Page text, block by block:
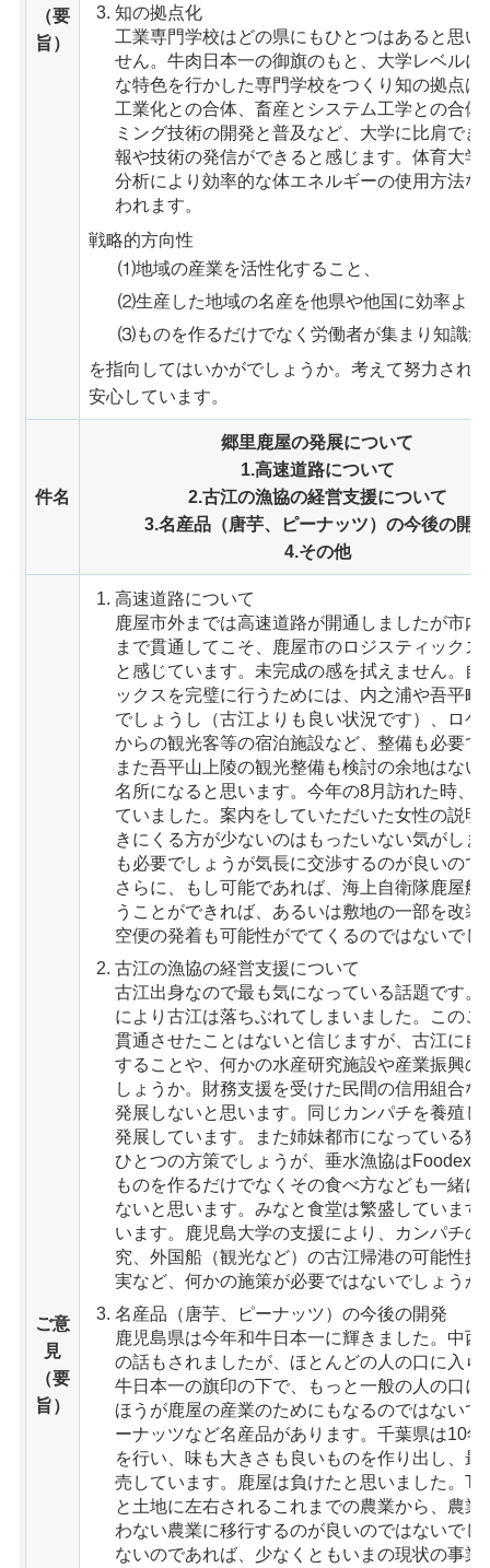
（要
旨）
知の拠点化
工業専門学校はどの県にもひとつはあると思
せん。牛肉日本一の御旗のもと、大学レベル
な特色を行かした専門学校をつくり知の拠点
工業化との合体、畜産とシステム工学との合
ミング技術の開発と普及など、大学に比肩で
報や技術の発信ができると感じます。体育大
分析により効率的な体エネルギーの使用方法
われます。
戦略的方向性
⑴地域の産業を活性化すること、
⑵生産した地域の名産を他県や他国に効率よ
⑶ものを作るだけでなく労働者が集まり知識集
を指向してはいかがでしょうか。考えて努力され
安心しています。
件名
郷里鹿屋の発展について
1.高速道路について
2.古江の漁協の経営支援について
3.名産品（唐芋、ピーナッツ）の今後の開発
4.その他
ご意
見
（要
旨）
高速道路について
鹿屋市外までは高速道路が開通しましたが市
まで貫通してこそ、鹿屋市のロジスティック
と感じています。未完成の感を拭えません。
ックスを完璧に行うためには、内之浦や吾平
でしょうし（古江よりも良い状況です）、ロ
からの観光客等の宿泊施設など、整備も必要で
また吾平山上陵の観光整備も検討の余地はな
名所になると思います。今年の8月訪れた時、
ていました。案内をしていただいた女性の説
きにくる方が少ないのはもったいない気がし
も必要でしょうが気長に交渉するのが良いので
さらに、もし可能であれば、海上自衛隊鹿屋
うことができれば、あるいは敷地の一部を改
空便の発着も可能性がでてくるのではないでし
古江の漁協の経営支援について
古江出身なので最も気になっている話題です
により古江は落ちぶれてしまいました。この
貫通させたことはないと信じますが、古江に
することや、何かの水産研究施設や産業振興
しょうか。財務支援を受けた民間の信用組合
発展しないと思います。同じカンパチを養殖
発展しています。また姉妹都市になっている
ひとつの方策でしょうが、垂水漁協は
ものを作るだけでなくその食べ方なども一緒
ないと思います。みなと食堂は繁盛していま
います。鹿児島大学の支援により、カンパチ
究、外国船（観光など）の古江帰港の可能性
実など、何かの施策が必要ではないでしょうか
名産品（唐芋、ピーナッツ）の今後の開発
鹿児島県は今年和牛日本一に輝きました。中
の話もされましたが、ほとんどの人の口に入
牛日本一の旗印の下で、もっと一般の人の口
ほうが鹿屋の産業のためにもなるのではない
ーナッツなど名産品があります。千葉県は10
を行い、味も大きさも良いものを作り出し、
売しています。鹿屋は負けたと思いました。
と土地に左右されるこれまでの農業から、農
わない農業に移行するのが良いのではないで
ないのであれば、少なくともいまの現状の事